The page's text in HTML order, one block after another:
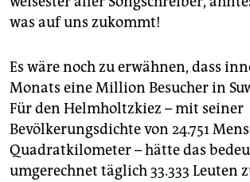
was auf uns zukommt!
Es wäre noch zu erwähnen, dass
Monats eine Million Besucher in
Für den Helmholtzkiez – mit seiner
Bevölkerungsdichte von 24.751
Quadratkilometer – hätte das
umgerechnet täglich 33.333 Leuten